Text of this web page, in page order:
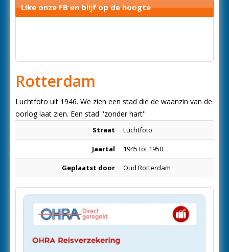
Like onze FB en blijf op de hoogte
Rotterdam
Luchtfoto uit 1946. We zien een stad die de waanzin van de
oorlog laat zien. Een stad ''zonder hart''
Straat Luchtfoto
Jaartal 1945 tot 1950
Geplaatst door Oud Rotterdam